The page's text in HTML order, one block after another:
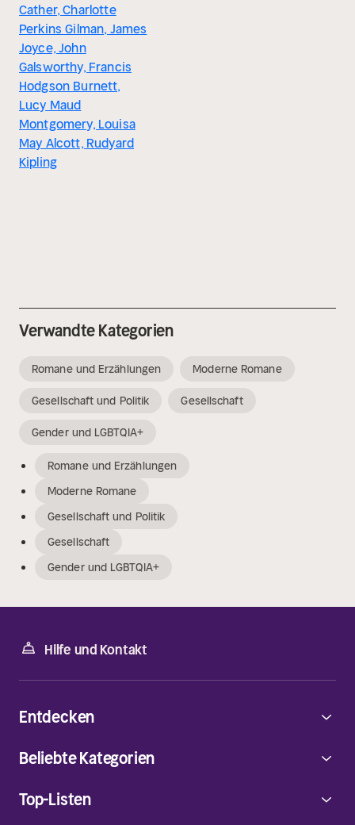
Cather, Charlotte
Perkins Gilman, James
Joyce, John
Galsworthy, Francis
Hodgson Burnett,
Lucy Maud
Montgomery, Louisa
May Alcott, Rudyard
Kipling
Verwandte Kategorien
Romane und Erzählungen Moderne Romane
Gesellschaft und Politik Gesellschaft
Gender und LGBTQIA+
Romane und Erzählungen
Moderne Romane
Gesellschaft und Politik
Gesellschaft
Gender und LGBTQIA+
Hilfe und Kontakt
Entdecken
Beliebte Kategorien
Top-Listen